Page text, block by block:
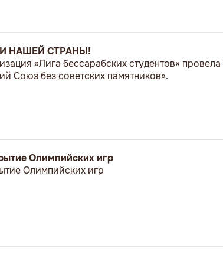
НАШЕЙ СТРАНЫ!
«Лига бессарабских студентов»
Союз без советских памятников».
Олимпийских игр
Олимпийских игр